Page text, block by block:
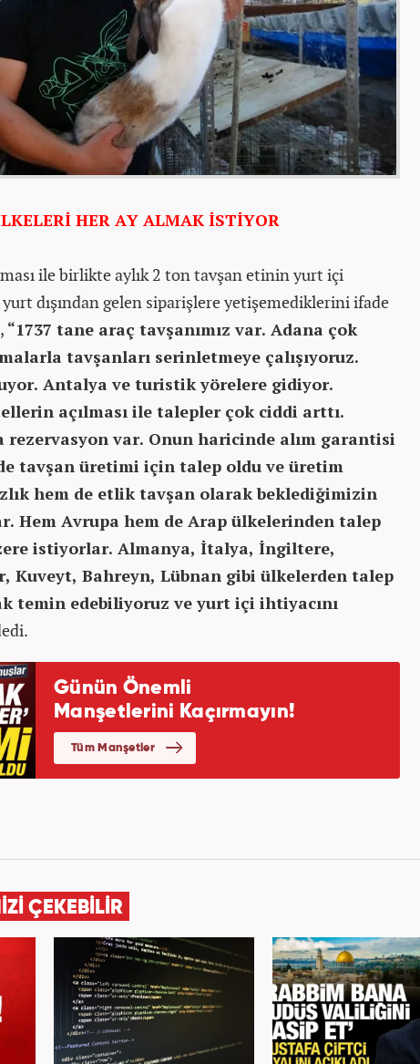
HER AY ALMAK İSTİYOR
ile birlikte aylık 2 ton tavşan etinin yurt içi
dışından gelen siparişlere yetişemediklerini ifade
“1737 tane araç tavşanımız var. Adana çok
tavşanları serinletmeye çalışıyoruz.
Antalya ve turistik yörelere gidiyor.
açılması ile talepler çok ciddi arttı.
rezervasyon var. Onun haricinde alım garantisi
tavşan üretimi için talep oldu ve üretim
hem de etlik tavşan olarak beklediğimizin
Hem Avrupa hem de Arap ülkelerinden talep
istiyorlar. Almanya, İtalya, İngiltere,
Kuveyt, Bahreyn, Lübnan gibi ülkelerden talep
temin edebiliyoruz ve yurt içi ihtiyacını
ÇEKEBİLİR